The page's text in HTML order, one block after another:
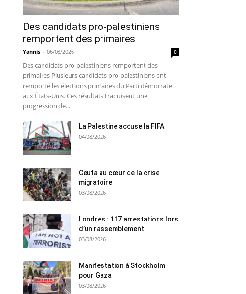
Des candidats pro-palestiniens
remportent des primaires
Yannis - 06/08/2026 0
Des candidats pro-palestiniens remportent des
primaires Plusieurs candidats pro-palestiniens ont
remporté les élections primaires du Parti démocrate
aux États-Unis. Ces résultats traduisent une
progression de...
La Palestine accuse la FIFA
04/08/2026
Ceuta au cœur de la crise
migratoire
03/08/2026
Londres : 117 arrestations lors
d’un rassemblement
03/08/2026
Manifestation à Stockholm
pour Gaza
03/08/2026